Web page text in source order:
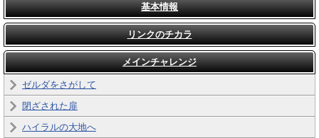
基本情報
リンクのチカラ
メインチャレンジ
ゼルダをさがして
閉ざされた扉
ハイラルの大地へ